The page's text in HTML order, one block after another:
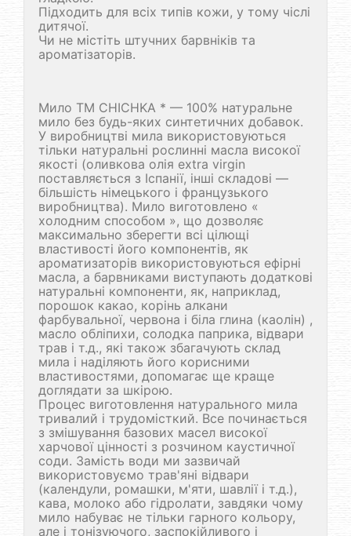
Підходить для всіх типів кожи, у тому чіслі
дитячої.
Чи не містіть штучних барвніків та
ароматізаторів.
Мило TM CHICHKA * — 100% натуральне
мило без будь-яких синтетичних добавок.
У виробництві мила використовуються
тільки натуральні рослинні масла високої
якості (оливкова олія extra virgin
поставляється з Іспанії, інші складові —
більшість німецького і французького
виробництва). Мило виготовлено «
холодним способом », що дозволяє
максимально зберегти всі цілющі
властивості його компонентів, як
ароматизаторів використовуються ефірні
масла, а барвниками виступають додаткові
натуральні компоненти, як, наприклад,
порошок какао, корінь алкани
фарбувальної, червона і біла глина (каолін) ,
масло обліпихи, солодка паприка, відвари
трав і т.д., які також збагачують склад
мила і наділяють його корисними
властивостями, допомагає ще краще
доглядати за шкірою.
Процес виготовлення натурального мила
тривалий і трудомісткий. Все починається
з змішування базових масел високої
харчової цінності з розчином каустичної
соди. Замість води ми зазвичай
використовуємо трав'яні відвари
(календули, ромашки, м'яти, шавлії і т.д.),
кава, молоко або гідролати, завдяки чому
мило набуває не тільки гарного кольору,
але і тонізуючого, заспокійливого і